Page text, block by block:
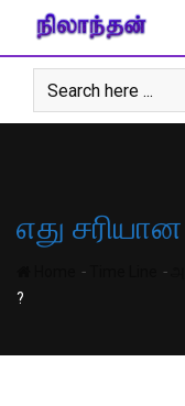
content
எது
- -
?